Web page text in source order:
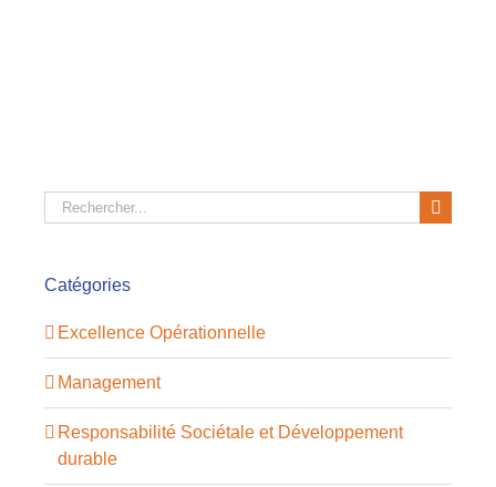
Rechercher:
Catégories
Excellence Opérationnelle
Management
Responsabilité Sociétale et Développement
durable